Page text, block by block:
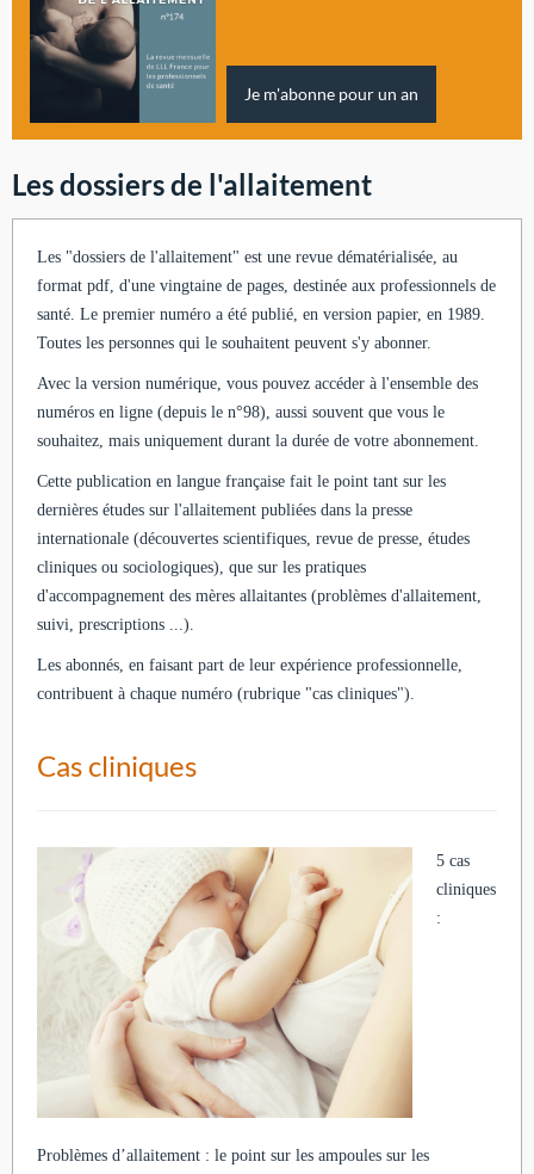
Je m'abonne pour un an
Les dossiers de l'allaitement
Les "dossiers de l'allaitement" est une revue dématérialisée, au
format pdf, d'une vingtaine de pages, destinée aux professionnels de
santé. Le premier numéro a été publié, en version papier, en 1989.
Toutes les personnes qui le souhaitent peuvent s'y abonner.
Avec la version numérique, vous pouvez accéder à l'ensemble des
numéros en ligne (depuis le n°98), aussi souvent que vous le
souhaitez, mais uniquement durant la durée de votre abonnement.
Cette publication en langue française fait le point tant sur les
dernières études sur l'allaitement publiées dans la presse
internationale (découvertes scientifiques, revue de presse, études
cliniques ou sociologiques), que sur les pratiques
d'accompagnement des mères allaitantes (problèmes d'allaitement,
suivi, prescriptions ...).
Les abonnés, en faisant part de leur expérience professionnelle,
contribuent à chaque numéro (rubrique "cas cliniques").
Cas cliniques
5 cas
cliniques
:
Problèmes d’allaitement : le point sur les ampoules sur les